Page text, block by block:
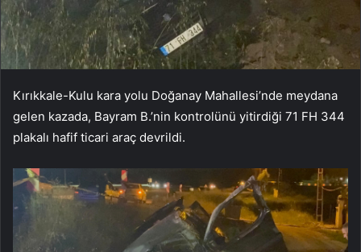
Kırıkkale-Kulu kara yolu Doğanay Mahallesi’nde meydana
gelen kazada, Bayram B.’nin kontrolünü yitirdiği 71 FH 344
plakalı hafif ticari araç devrildi.